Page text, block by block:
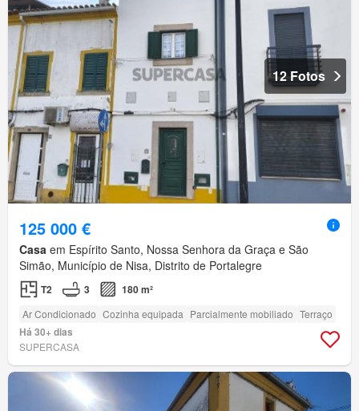
12 Fotos
125 000 €
Casa em Espírito Santo, Nossa Senhora da Graça e São
Simão, Município de Nisa, Distrito de Portalegre
T2 3 180 m²
Ar Condicionado Cozinha equipada Parcialmente mobiliado Terraço
Há 30+ dias
SUPERCASA